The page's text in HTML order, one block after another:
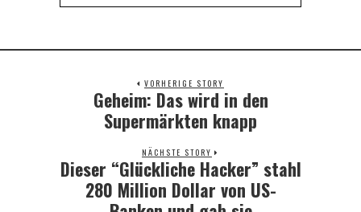
VORHERIGE STORY
Previous
post:
Geheim: Das wird in den
Supermärkten knapp
NÄCHSTE STORY
Next
post:
Dieser “Glückliche Hacker” stahl
280 Million Dollar von US-